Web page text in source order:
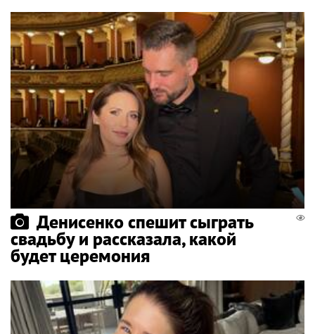
Денисенко спешит сыграть
свадьбу и рассказала, какой
будет церемония